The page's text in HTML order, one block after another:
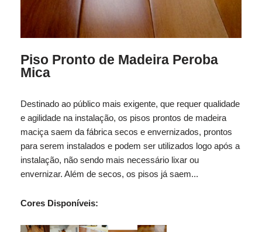
Piso Pronto de Madeira Peroba
Mica
Destinado ao público mais exigente, que requer qualidade
e agilidade na instalação, os pisos prontos de madeira
maciça saem da fábrica secos e envernizados, prontos
para serem instalados e podem ser utilizados logo após a
instalação, não sendo mais necessário lixar ou
envernizar. Além de secos, os pisos já saem...
Cores Disponíveis: